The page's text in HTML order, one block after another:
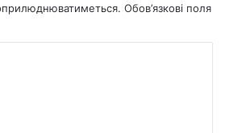
Обов’язкові поля